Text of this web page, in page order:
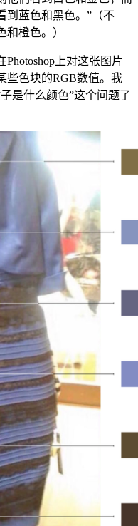
到蓝色和黑色。”（不
橙色。）
上对这张图片
些色块的RGB数值。我
是什么颜色”这个问题了